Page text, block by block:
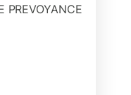
PREVOYANCE